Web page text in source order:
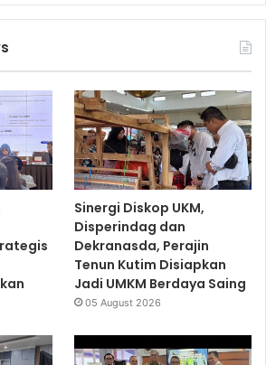
Sinergi Diskop UKM,
Disperindag dan
Dekranasda, Perajin
Tenun Kutim Disiapkan
Jadi UMKM Berdaya Saing
05 August 2026